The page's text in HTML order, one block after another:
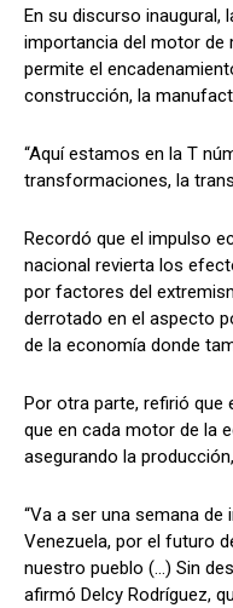
En su discurso inaugural,
importancia del motor de
permite el
construcción, la
“Aquí estamos en la T
transformaciones, la
Recordó que el impulso
nacional revierta los
por factores del
derrotado en el aspecto
de la economía donde
Por otra parte, refirió que
que en cada motor de la
asegurando la
“Va a ser una semana
Venezuela, por el futuro
nuestro pueblo (…) Sin
afirmó Delcy Rodríguez,